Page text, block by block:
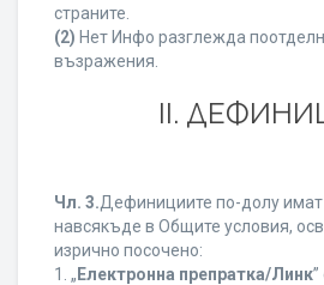
страните.
(2) Нет Инфо разглежда
възражения.
ІІ.
Чл. 3.Дефинициите по-долу имат
навсякъде в Общите условия,
изрично посочено:
1. „ Електронна препратка/Линк